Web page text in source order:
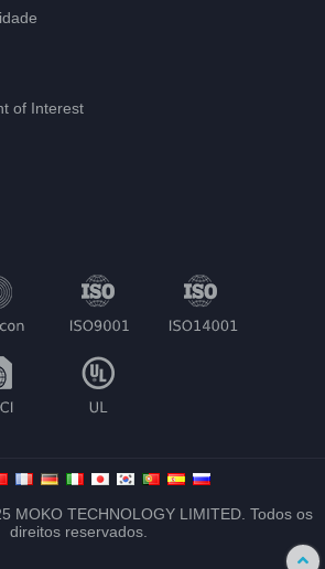
of Interest
MOKO TECHNOLOGY LIMITED. Todos os
direitos reservados.